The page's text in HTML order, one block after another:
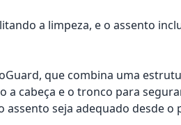
a limpeza, e o assento
que combina uma
a cabeça e o tronco para
assento seja adequado desde o